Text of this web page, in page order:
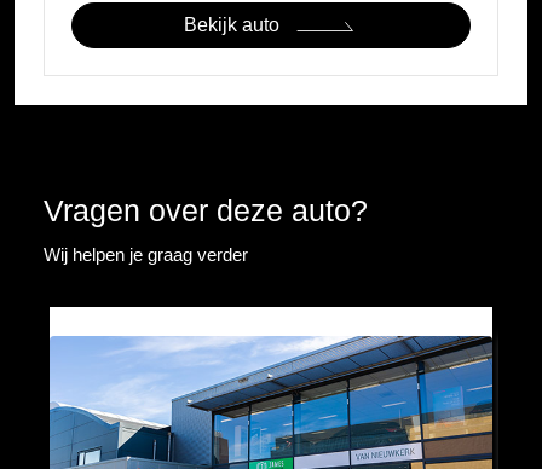
Bekijk auto
Vragen over deze auto?
Wij helpen je graag verder